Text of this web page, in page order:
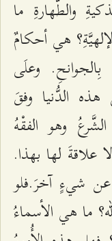
والطَّهارةِ ما
هي أحكامٌ
وعلَى
الدُّنیا وفقَ
وهو الفقْهُ
علاقةَ لها بهذا.
شيءٍ آخرَ.فلو
ما هي الأسماءُ